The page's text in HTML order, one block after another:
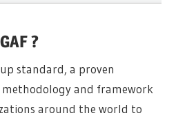
?
standard, a proven
and framework
around the world to